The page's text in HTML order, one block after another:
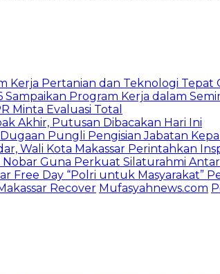
Kerja Pertanian dan Teknologi Tepat
Sampaikan Program Kerja dalam
Minta Evaluasi Total
Akhir, Putusan Dibacakan Hari Ini
Pungli Pengisian Jabatan
Wali Kota Makassar Perintahkan
Nobar Guna Perkuat Silaturahmi
Free Day “Polri untuk Masyarakat”
Recover Mufasyahnews.com